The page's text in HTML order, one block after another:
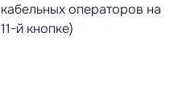
кабельных операторов на
11-й кнопке)